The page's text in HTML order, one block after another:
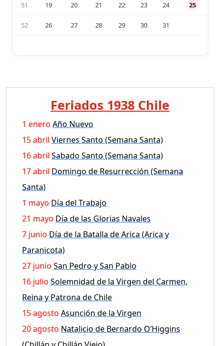
51 19 20 21 22 23 24 25
52 26 27 28 29 30 31
Feriados 1938 Chile
1 enero Año Nuevo
15 abril Viernes Santo (Semana Santa)
16 abril Sabado Santo (Semana Santa)
17 abril Domingo de Resurrección (Semana
Santa)
1 mayo Día del Trabajo
21 mayo Día de las Glorias Navales
7 junio Día de la Batalla de Arica (Arica y
Paranicota)
27 junio San Pedro y San Pablo
16 julio Solemnidad de la Virgen del Carmen,
Reina y Patrona de Chile
15 agosto Asunción de la Virgen
20 agosto Natalicio de Bernardo O’Higgins